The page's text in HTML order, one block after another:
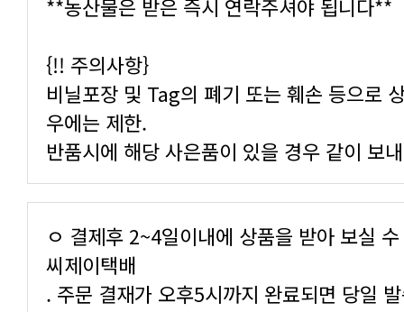
**농산물은 받은 즉시 연락주셔야 됩니다**
{!! 주의사항}
우에는 제한.
반품시에 해당 사은품이 있을 경우 같이 보
씨제이택배
. 주문 결재가 오후5시까지 완료되면 당일